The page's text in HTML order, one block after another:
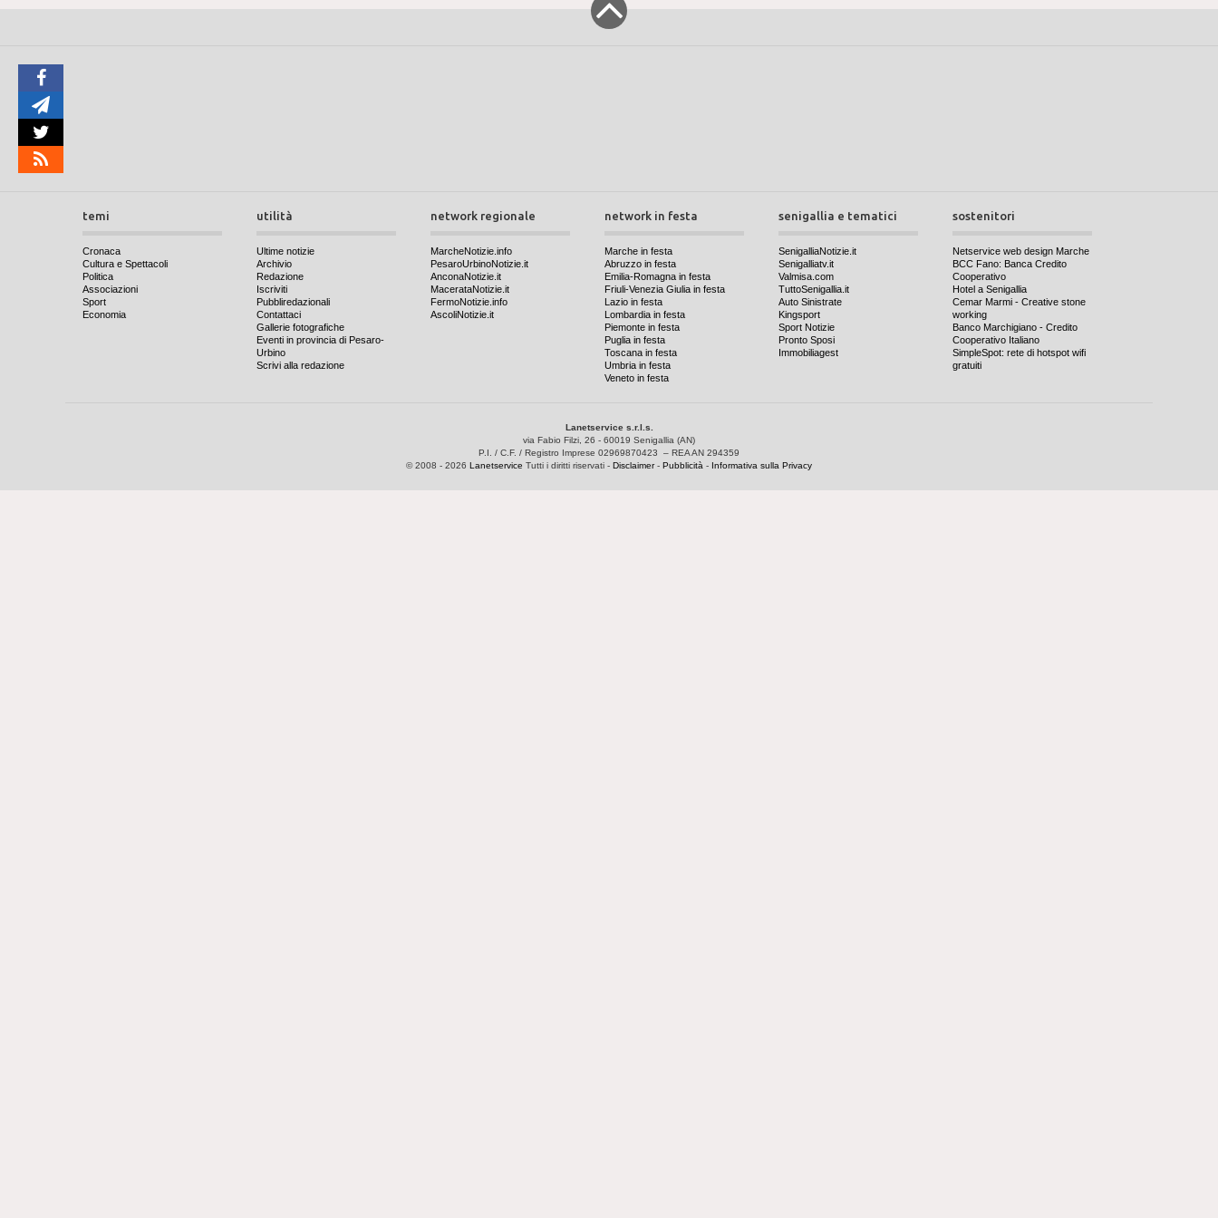
temi
Cronaca
Cultura e Spettacoli
Politica
Associazioni
Sport
Economia
utilità
Ultime notizie
Archivio
Redazione
Iscriviti
Pubbliredazionali
Contattaci
Gallerie fotografiche
Eventi in provincia di Pesaro-
Urbino
Scrivi alla redazione
network regionale
MarcheNotizie.info
PesaroUrbinoNotizie.it
AnconaNotizie.it
MacerataNotizie.it
FermoNotizie.info
AscoliNotizie.it
network in festa
Marche in festa
Abruzzo in festa
Emilia-Romagna in festa
Friuli-Venezia Giulia in festa
Lazio in festa
Lombardia in festa
Piemonte in festa
Puglia in festa
Toscana in festa
Umbria in festa
Veneto in festa
senigallia e tematici
SenigalliaNotizie.it
Senigalliatv.it
Valmisa.com
TuttoSenigallia.it
Auto Sinistrate
Kingsport
Sport Notizie
Pronto Sposi
Immobiliagest
sostenitori
Netservice web design Marche
BCC Fano: Banca Credito
Cooperativo
Hotel a Senigallia
Cemar Marmi - Creative stone
working
Banco Marchigiano - Credito
Cooperativo Italiano
SimpleSpot: rete di hotspot wifi
gratuiti
Lanetservice s.r.l.s.
via Fabio Filzi, 26 - 60019 Senigallia (AN)
P.I. / C.F. / Registro Imprese 02969870423 – REA AN 294359
© 2008 - 2026 Lanetservice Tutti i diritti riservati - Disclaimer- Pubblicità - Informativa sulla Privacy